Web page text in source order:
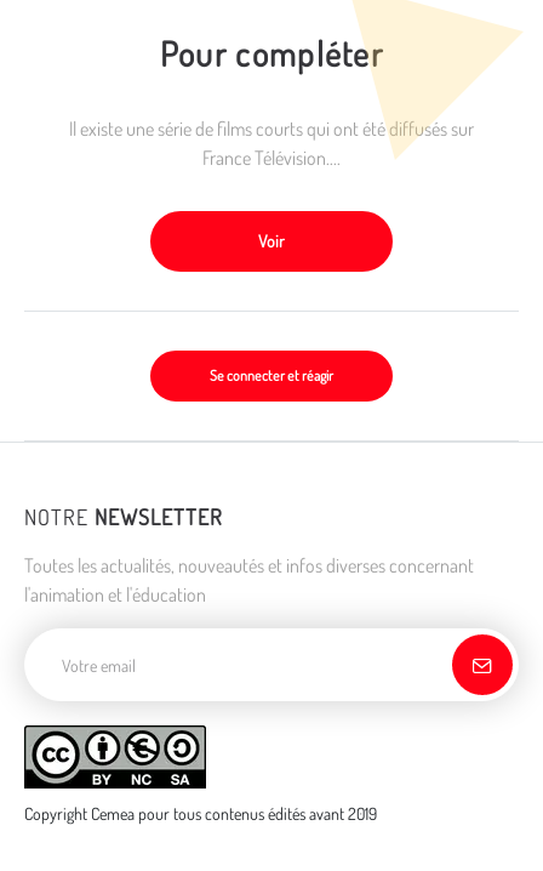
Pour compléter
Il existe une série de films courts qui ont été diffusés sur
France Télévision....
Voir
Se connecter et réagir
NOTRE NEWSLETTER
Toutes les actualités, nouveautés et infos diverses concernant
l'animation et l'éducation
Copyright Cemea pour tous contenus édités avant 2019